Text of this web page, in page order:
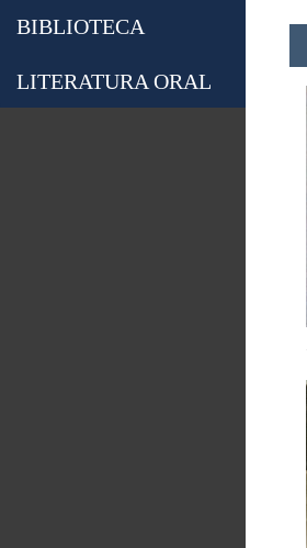
BIBLIOTECA
LITERATURA ORAL